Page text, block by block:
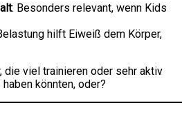
: Besonders relevant, wenn Kids
hilft Eiweiß dem Körper,
die viel trainieren oder sehr aktiv
könnten, oder?